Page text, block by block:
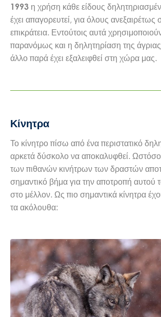
1993 η χρήση κάθε είδους
έχει απαγορευτεί, για όλους ανεξαιρέτως
επικράτεια. Εντούτοις αυτά
παρανόμως και η δηλητηρίαση της
άλλο παρά έχει εξαλειφθεί στη χώρα μας.
Κίνητρα
Το κίνητρο πίσω από ένα περιστατικό
αρκετά δύσκολο να αποκαλυφθεί.
των πιθανών κινήτρων των δραστών
σημαντικό βήμα για την αποτροπή αυτού
στο μέλλον. Ως πιο σημαντικά κίνητρα
τα ακόλουθα: